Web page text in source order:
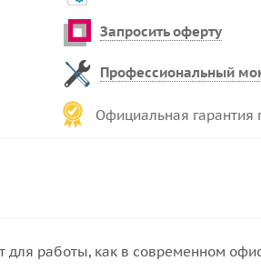
Запросить оферту
Профессиональный
Официальная гарантия
работы, как в современном